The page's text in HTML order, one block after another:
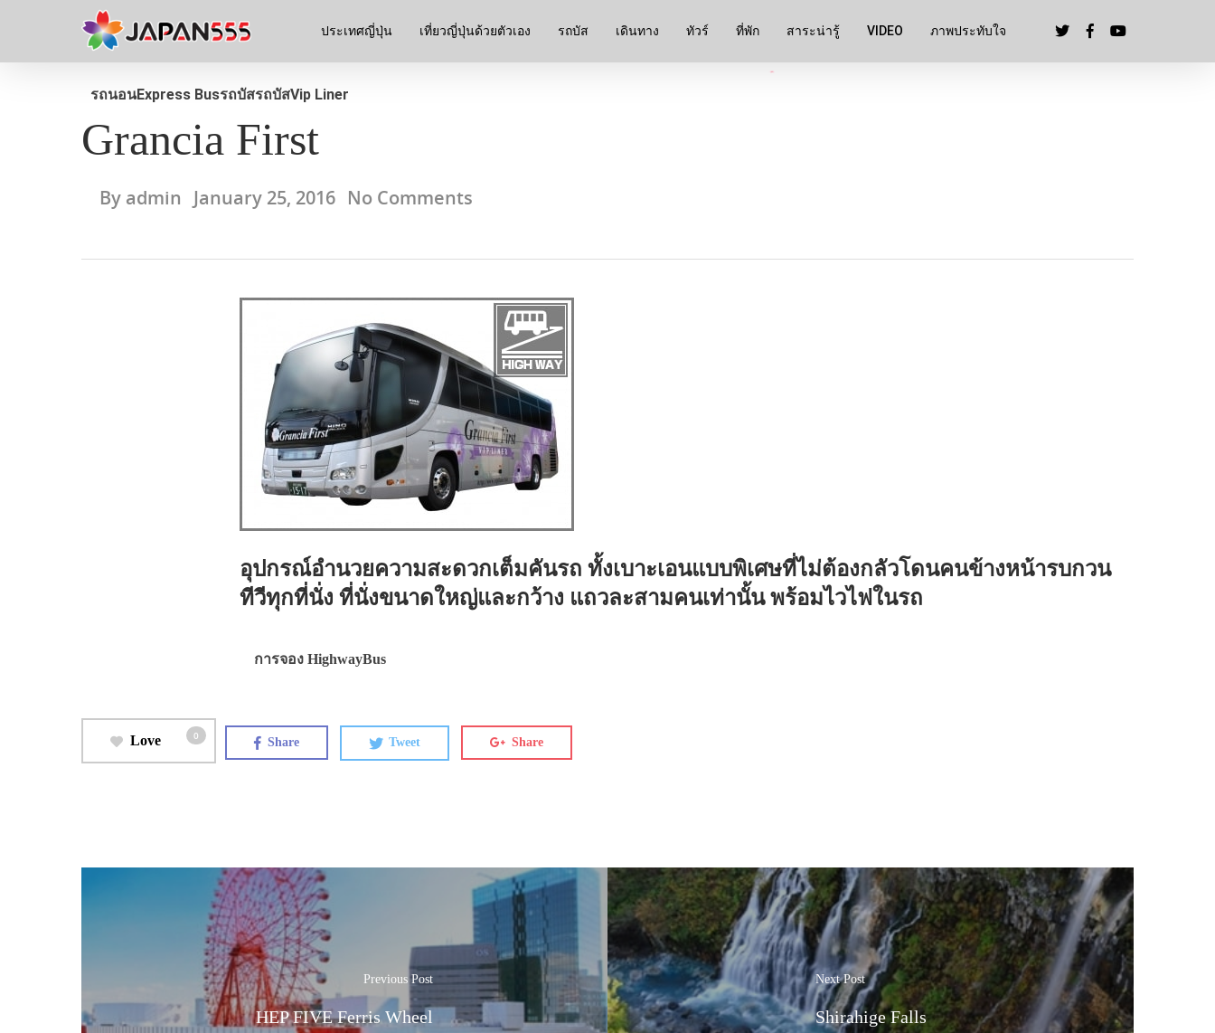
ประเทศญี่ปุ่น เที่ยวญี่ปุ่นด้วยตัวเอง รถบัส เดินทาง ทัวร์ ที่พัก สาระน่ารู้ VIDEO ภาพประทับใจ
รถนอนExpress BusรถบัสรถบัสVip Liner
Grancia First
By admin January 25, 2016 No Comments
อุปกรณ์อำนวยความสะดวกเต็มคันรถ ทั้งเบาะเอนแบบพิเศษที่ไม่ต้องกลัวโดนคนข้างหน้ารบกวน
ทีวีทุกที่นั่ง ที่นั่งขนาดใหญ่และกว้าง แถวละสามคนเท่านั้น พร้อมไวไฟในรถ
การจอง HighwayBus
Love 0 Share Tweet Share
Previous Post
HEP FIVE Ferris Wheel
Next Post
Shirahige Falls